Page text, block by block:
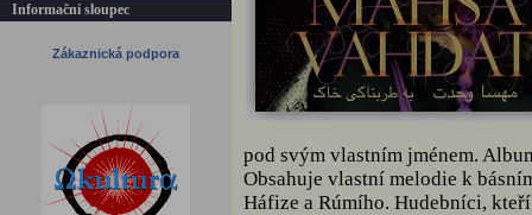
Informační sloupec
Zákaznická podpora
pod svým vlastním jménem.
Obsahuje vlastní melodie k
Háfize a Rúmího. Hudebníci,